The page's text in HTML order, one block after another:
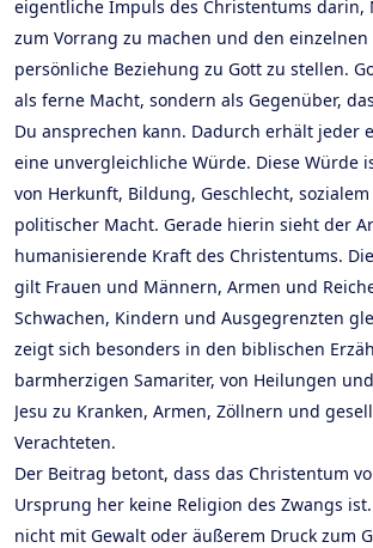
eigentliche Impuls des Christentums darin,
zum Vorrang zu machen und den
persönliche Beziehung zu Gott zu stellen.
als ferne Macht, sondern als Gegenüber,
Du ansprechen kann. Dadurch erhält jeder
eine unvergleichliche Würde. Diese Würde
von Herkunft, Bildung, Geschlecht,
politischer Macht. Gerade hierin sieht der
humanisierende Kraft des Christentums.
gilt Frauen und Männern, Armen und
Schwachen, Kindern und Ausgegrenzten
zeigt sich besonders in den biblischen
barmherzigen Samariter, von Heilungen
Jesu zu Kranken, Armen, Zöllnern und
Verachteten.
Der Beitrag betont, dass das Christentum
Ursprung her keine Religion des Zwangs
nicht mit Gewalt oder äußerem Druck zum